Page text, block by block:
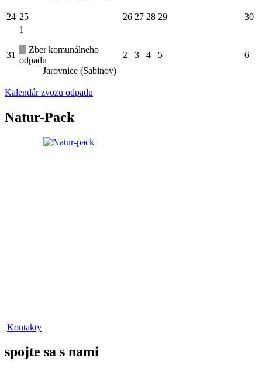
24 25 26 27 28 29 30
31
1
Zber komunálneho
odpadu
Jarovnice (Sabinov)
2 3 4 5 6
Kalendár zvozu odpadu
Natur-Pack
Kontakty
spojte sa s nami